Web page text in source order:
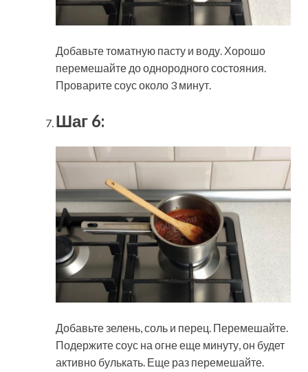
Добавьте томатную пасту и воду. Хорошо
перемешайте до однородного состояния.
Проварите соус около 3 минут.
Шаг 6:
Добавьте зелень, соль и перец. Перемешайте.
Подержите соус на огне еще минуту, он будет
активно булькать. Еще раз перемешайте.